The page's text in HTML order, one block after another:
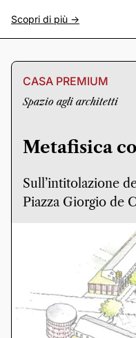
Scopri di più ->
CASA PREMIUM
Spazio agli architetti
Metafisica
Sull’intitolazione
Piazza Giorgio de